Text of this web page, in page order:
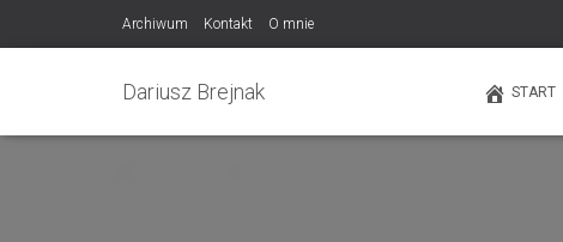
Archiwum Kontakt O mnie
Dariusz Brejnak START